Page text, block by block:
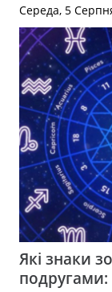
Середа, 5
Які знаки
подругами: